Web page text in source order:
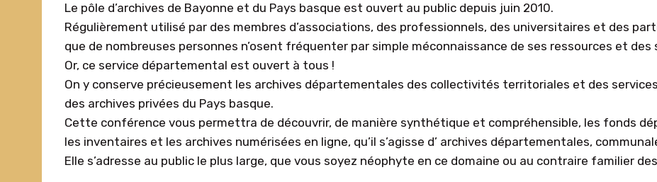
Le pôle d’archives de Bayonne et du Pays basque est ouvert au public depuis juin 2010.
Régulièrement utilisé par des membres d’associations, des professionnels, des universitaires et des
que de nombreuses personnes n’osent fréquenter par simple méconnaissance de ses ressources et des
Or, ce service départemental est ouvert à tous !
On y conserve précieusement les archives départementales des collectivités territoriales et des
des archives privées du Pays basque.
Cette conférence vous permettra de découvrir, de manière synthétique et compréhensible, les fonds
les inventaires et les archives numérisées en ligne, qu’il s’agisse d’ archives départementales,
Elle s’adresse au public le plus large, que vous soyez néophyte en ce domaine ou au contraire familier